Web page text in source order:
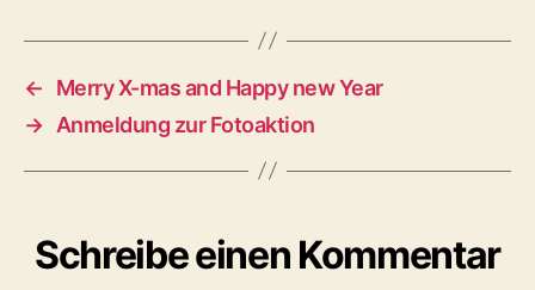
←
Merry X-mas and Happy new Year
→ Anmeldung zur Fotoaktion
Schreibe einen Kommentar